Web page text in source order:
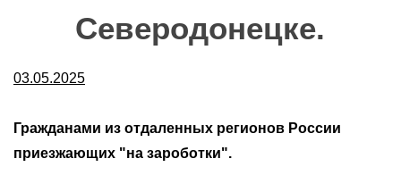
Северодонецке.
03.05.2025
Гражданами из отдаленных регионов России
приезжающих "на зароботки".